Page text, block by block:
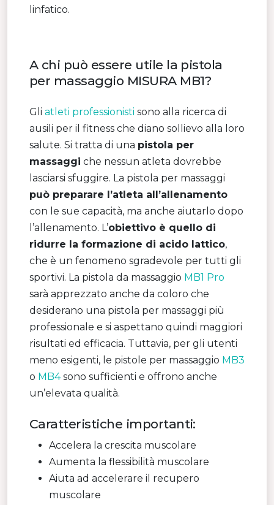
linfatico.
A chi può essere utile la pistola
per massaggio MISURA MB1?
Gli atleti professionisti sono alla ricerca di
ausili per il fitness che diano sollievo alla loro
salute. Si tratta di una pistola per
massaggi che nessun atleta dovrebbe
lasciarsi sfuggire. La pistola per massaggi
può preparare l’atleta all’allenamento
con le sue capacità, ma anche aiutarlo dopo
l’allenamento. L’obiettivo è quello di
ridurre la formazione di acido lattico,
che è un fenomeno sgradevole per tutti gli
sportivi. La pistola da massaggio MB1 Pro
sarà apprezzato anche da coloro che
desiderano una pistola per massaggi più
professionale e si aspettano quindi maggiori
risultati ed efficacia. Tuttavia, per gli utenti
meno esigenti, le pistole per massaggio MB3
o MB4sono sufficienti e offrono anche
un’elevata qualità.
Caratteristiche importanti:
Accelera la crescita muscolare
Aumenta la flessibilità muscolare
Aiuta ad accelerare il recupero
muscolare